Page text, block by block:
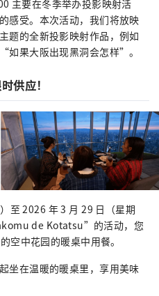
主要在冬季举办投影映射活
感受。本次活动，我们将放映
的全新投影映射作品，例如
果大阪出现黑洞会怎样”。
供应！
至 2026 年 3 月 29 日（星期
de Kotatsu”的活动，您
空中花园的暖桌中用餐。
坐在温暖的暖桌里，享用美味